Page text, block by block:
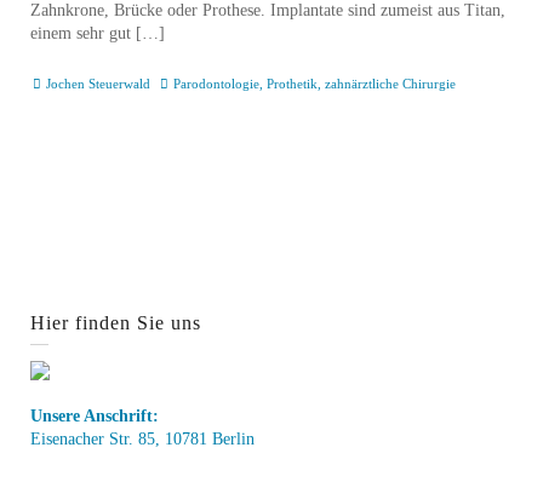
Zahnkrone, Brücke oder Prothese. Implantate sind zumeist aus Titan,
einem sehr gut […]
Jochen Steuerwald Parodontologie ,Prothetik ,zahnärztliche Chirurgie
Hier finden Sie uns
Unsere Anschrift:
Eisenacher Str. 85, 10781 Berlin